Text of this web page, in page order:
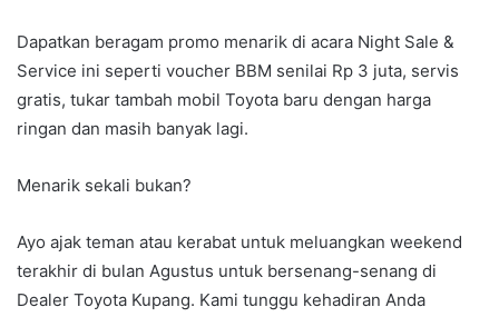
Dapatkan beragam promo menarik di acara Night Sale &
Service ini seperti voucher BBM senilai Rp 3 juta, servis
gratis, tukar tambah mobil Toyota baru dengan harga
ringan dan masih banyak lagi.
Menarik sekali bukan?
Ayo ajak teman atau kerabat untuk meluangkan weekend
terakhir di bulan Agustus untuk bersenang-senang di
Dealer Toyota Kupang. Kami tunggu kehadiran Anda